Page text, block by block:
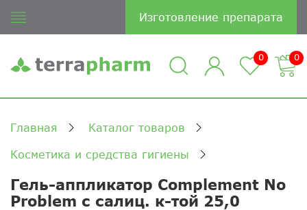
Изготовление препарата
0 0
Главная Каталог товаров
Косметика и средства гигиены
Гель-аппликатор Complement No
Problem с салиц. к-той 25,0